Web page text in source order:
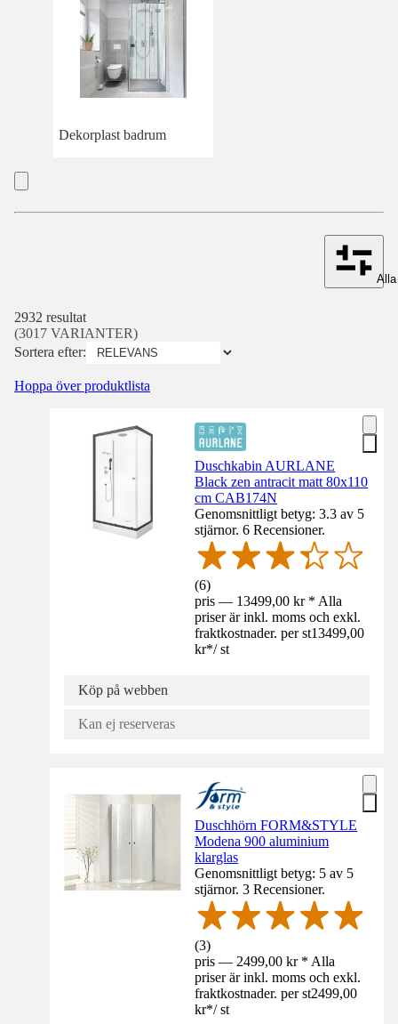
Dekorplast badrum
2932 resultat
(3017 VARIANTER)
Sortera efter:
Hoppa över produktlista
Duschkabin AURLANE
Black zen antracit matt 80x110
cm CAB174N
Genomsnittligt betyg: 3.3 av 5
stjärnor. 6 Recensioner.
(6)
pris — 13499,00 kr * Alla
priser är inkl. moms och exkl.
fraktkostnader. per st13499,00
kr*/ st
Köp på webben
Kan ej reserveras
Duschhörn FORM&STYLE
Modena 900 aluminium
klarglas
Genomsnittligt betyg: 5 av 5
stjärnor. 3 Recensioner.
(3)
pris — 2499,00 kr * Alla
priser är inkl. moms och exkl.
fraktkostnader. per st2499,00
kr*/ st